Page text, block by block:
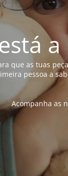
que as tuas
pessoa a
Acompanha as